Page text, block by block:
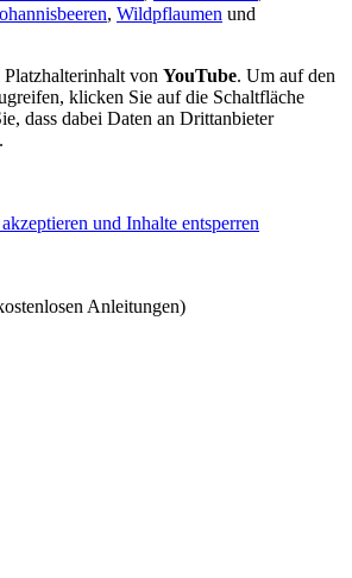
, Wildpflaumen und
Platzhalterinhalt von YouTube. Um auf den
klicken Sie auf die Schaltfläche
dass dabei Daten an Drittanbieter
und Inhalte entsperren
Anleitungen)